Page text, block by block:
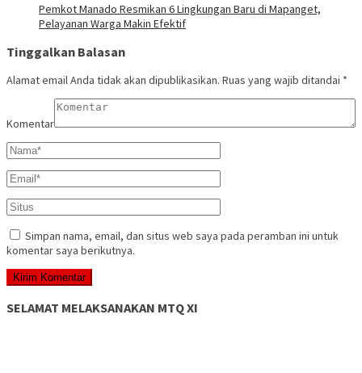
Pemkot Manado Resmikan 6 Lingkungan Baru di Mapanget,
Pelayanan Warga Makin Efektif
Tinggalkan Balasan
Alamat email Anda tidak akan dipublikasikan. Ruas yang wajib ditandai *
Komentar
Simpan nama, email, dan situs web saya pada peramban ini untuk
komentar saya berikutnya.
SELAMAT MELAKSANAKAN MTQ XI